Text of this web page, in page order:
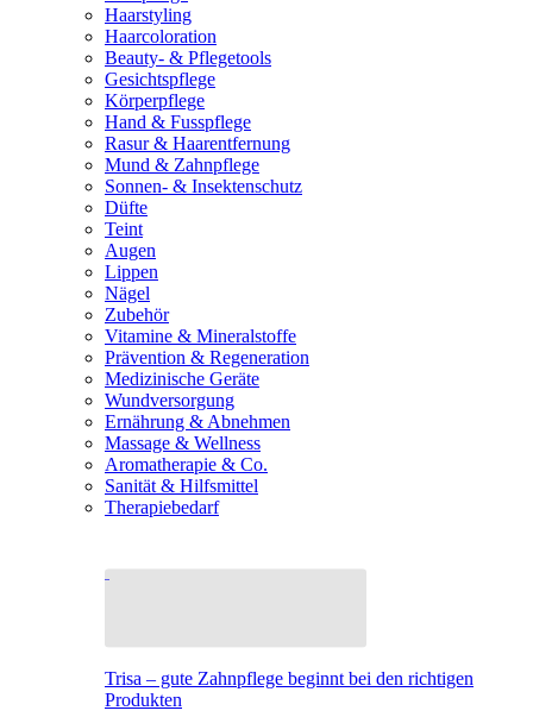
Haarstyling
Haarcoloration
Beauty- & Pflegetools
Gesichtspflege
Körperpflege
Hand & Fusspflege
Rasur & Haarentfernung
Mund & Zahnpflege
Sonnen- & Insektenschutz
Düfte
Teint
Augen
Lippen
Nägel
Zubehör
Vitamine & Mineralstoffe
Prävention & Regeneration
Medizinische Geräte
Wundversorgung
Ernährung & Abnehmen
Massage & Wellness
Aromatherapie & Co.
Sanität & Hilfsmittel
Therapiebedarf
Trisa – gute Zahnpflege beginnt bei den richtigen
Produkten